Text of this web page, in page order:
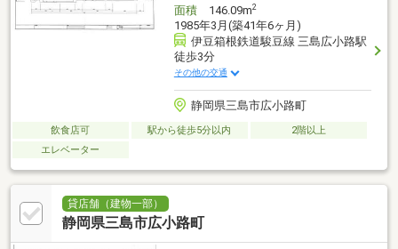
面積146.09m2
1985年3月(築41年6ヶ月)
伊豆箱根鉄道駿豆線 三島広小路駅
徒歩3分
その他の交通
静岡県三島市広小路町
飲食店可 駅から徒歩5分以内
2階以上
エレベーター
貸店舗（建物一部）
静岡県三島市広小路町